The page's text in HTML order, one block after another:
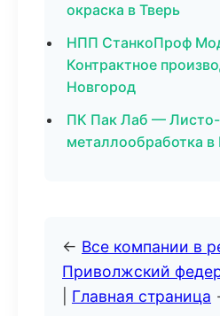
окраска в Тверь
НПП СтанкоПроф
Контрактное
Новгород
ПК Пак Лаб —
металлообработка в
← Все компании в
Приволжский
Главная страница